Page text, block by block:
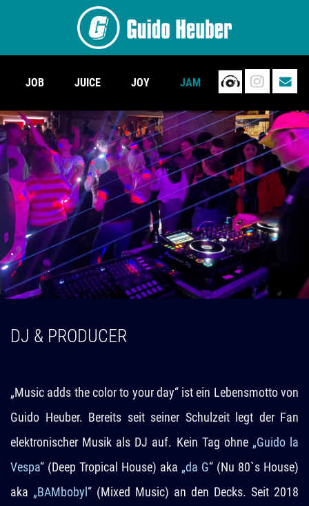
JOB JUICE JOY JAM
.
.
DJ & PRODUCER
„Music adds the color to your day“ ist ein Lebensmotto von
Guido Heuber. Bereits seit seiner Schulzeit legt der Fan
elektronischer Musik als DJ auf. Kein Tag ohne „Guido la
Vespa“ (Deep Tropical House) aka „da G“ (Nu 80`s House)
aka „BAMbobyl “ (Mixed Music) an den Decks. Seit 2018